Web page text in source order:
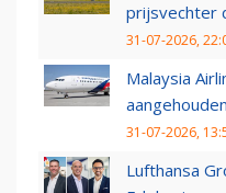
prijsvechter
31-07-2026,
Malaysia
31-07-2026,
Lufthansa